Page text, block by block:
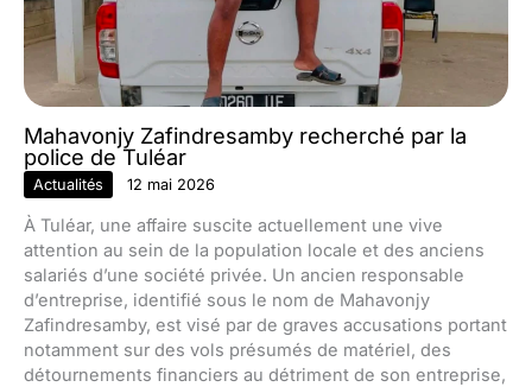
Mahavonjy Zafindresamby recherché par la
police de Tuléar
Actualités 12 mai 2026
À Tuléar, une affaire suscite actuellement une vive
attention au sein de la population locale et des anciens
salariés d’une société privée. Un ancien responsable
d’entreprise, identifié sous le nom de Mahavonjy
Zafindresamby, est visé par de graves accusations portant
notamment sur des vols présumés de matériel, des
détournements financiers au détriment de son entreprise,